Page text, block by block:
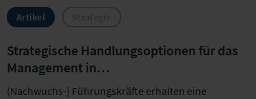
Artikel
Strategische Handlungsoptionen für das
Management in
Versicherungsunternehmen
(Nachwuchs-) Führungskräfte erhalten eine